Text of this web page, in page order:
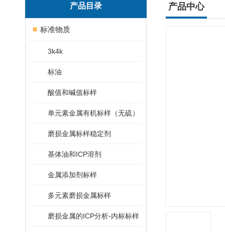
产品目录
标准物质
3k4k
标油
酸值和碱值标样
单元素金属有机标样（无硫）
磨损金属标样稳定剂
基体油和ICP溶剂
金属添加剂标样
多元素磨损金属标样
磨损金属的ICP分析-内标标样
产品中心